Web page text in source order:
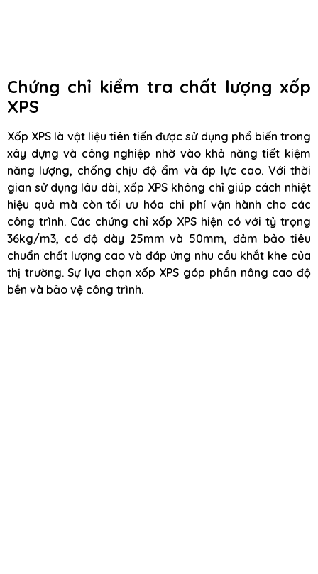
Chứng chỉ kiểm tra chất lượng xốp
XPS
Xốp XPS là vật liệu tiên tiến được sử dụng phổ biến trong
xây dựng và công nghiệp nhờ vào khả năng tiết kiệm
năng lượng, chống chịu độ ẩm và áp lực cao. Với thời
gian sử dụng lâu dài, xốp XPS không chỉ giúp cách nhiệt
hiệu quả mà còn tối ưu hóa chi phí vận hành cho các
công trình. Các chứng chỉ xốp XPS hiện có với tỷ trọng
36kg/m3, có độ dày 25mm và 50mm, đảm bảo tiêu
chuẩn chất lượng cao và đáp ứng nhu cầu khắt khe của
thị trường. Sự lựa chọn xốp XPS góp phần nâng cao độ
bền và bảo vệ công trình.